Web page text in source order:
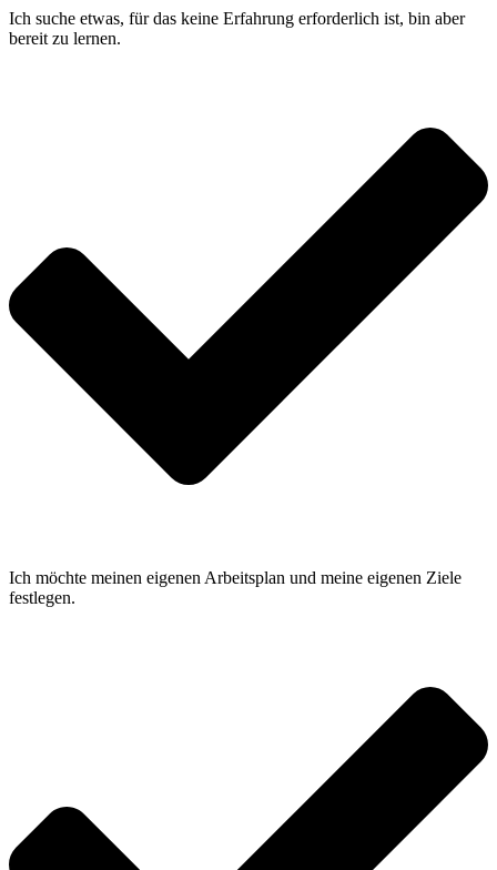
Ich suche etwas, für das keine Erfahrung erforderlich ist, bin aber
bereit zu lernen.
Ich möchte meinen eigenen Arbeitsplan und meine eigenen Ziele
festlegen.